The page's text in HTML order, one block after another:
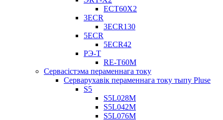
ECT60X2
3ECR
3ECR130
5ECR
5ECR42
РЭ-Т
RE-T60M
Сервасістэма пераменнага току
Серварухавік пераменнага току тыпу Pluse
S5
S5L028M
S5L042M
S5L076M